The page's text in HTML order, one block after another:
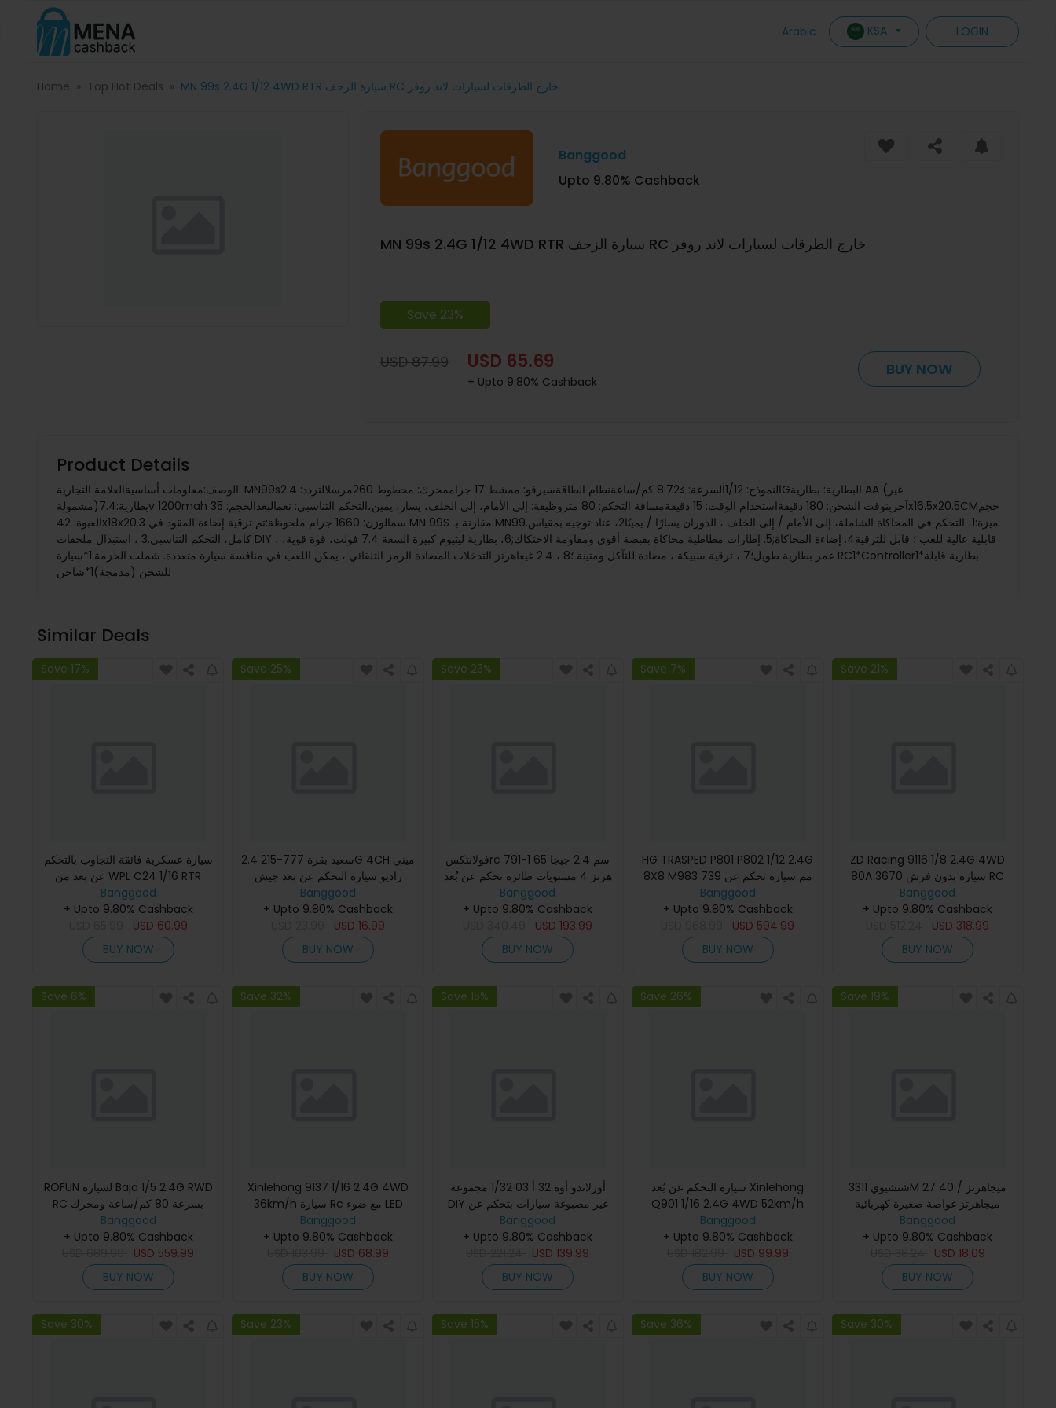
Arabic KSA LOGIN
Home Top Hot Deals MN 99s 2.4G 1/12 4WD RTR سيارة الزحف RC خارج الطرقات لسيارات لاند روفر
Banggood
Upto 9.80% Cashback
MN 99s 2.4G 1/12 4WD RTR سيارة الزحف RC خارج الطرقات لسيارات لاند روفر
Save 23%
USD 87.99 USD 65.69
+ Upto 9.80% Cashback
BUY NOW
Product Details
الوصف:معلومات أساسيةالعلامة التجارية: MN99sالنموذج: 1/12السرعة: ≥8.72 كم/ساعةنظام الطاقةسيرفو: ممشط 17 جراممحرك: محطوط 260مرسلالتردد: 2.4Gالبطارية: بطارية AA (غير
مشمولة)بطارية:7.4v 1200mah آخرينوقت الشحن: 180 دقيقةاستخدام الوقت: 15 دقيقةمسافة التحكم: 80 متروظيفة: إلى الأمام، إلى الخلف، يسار، يمين،التحكم التناسبي: نعمالبعدالحجم: 35x16.5x20.5CMحجم
العبوة: 42x18x20.3 سمالوزن: 1660 جرام ملحوظة:تم ترقية إضاءة المقود في MN 99S مقارنة بـ MN99.ميزة:1، التحكم في المحاكاة الشاملة، إلى الأمام / إلى الخلف ، الدوران يسارًا / يمينًا2، عتاد توجيه بمقياس
كامل، التحكم التناسبي.3 ، استبدال ملحقات DIY ، قابلية عالية للعب ؛ قابل للترقية4. إضاءة المحاكاة;5. إطارات مطاطية محاكاة بقبضة أقوى ومقاومة الاحتكاك;6، بطارية ليثيوم كبيرة السعة 7.4 فولت، قوة قوية،
عمر بطارية طويل؛7 ، ترقية سبيكة ، مضادة للتآكل ومتينة ؛8 ، 2.4 غيغاهرتز التدخلات المضادة الرمز التلقائي ، يمكن اللعب في منافسة سيارة متعددة. شملت الحزمة:1*سيارة RC1*Controller1*بطارية قابلة
للشحن (مدمجة)1*شاحن
Similar Deals
Save 17%
سيارة عسكرية فائقة التجاوب بالتحكم
عن بعد من WPL C24 1/16 RTR
4WD 2.4G بنظام التسلية في الهواء
الطلق هاجس طريقة المسار م
Banggood
+ Upto 9.80% Cashback
USD 60.99
BUY NOW
Save 25%
سعيد بقرة 777-215 2.4G 4CH ميني
راديو سيارة التحكم عن بعد جيش
المعركة الدبابة بالأشعة تحت الحمراء
مع ضوء LED طراز لعبة ج
Banggood
+ Upto 9.80% Cashback
USD16.99
BUY NOW
Save 23%
فولانتكسrc 791-1 65 سم 2.4 جيجا
هرتز 4 مستويات طائرة تحكم عن بُعد
قوارب بوصلة جاهزة للاستخدام يخت
شراعي بدون بطارية لعبة
Banggood
+ Upto 9.80% Cashback
USD193.99
BUY NOW
Save 7%
HG TRASPED P801 P802 1/12 2.4G
8X8 M983 739 مم سيارة تحكم عن
بعد للجيش الأمريكي بدون شاحن
بطارية
Banggood
+ Upto 9.80% Cashback
USD 594.99
BUY NOW
Save 21%
ZD Racing 9116 1/8 2.4G 4WD
80A 3670 سيارة بدون فرش RC
Banggood
+ Upto 9.80% Cashback
USD 318.99
BUY NOW
Save 6%
ROFUN لسيارة Baja 1/5 2.4G RWD
RC بسرعة 80 كم/ساعة ومحرك
وقود 29 سي سي ذو فتيلين RTR
شاحنة
Banggood
+ Upto 9.80% Cashback
USD 559.99
BUY NOW
Save 32%
Xinlehong 9137 1/16 2.4G 4WD
36km/h سيارة Rc مع ضوء LED
سيارة شاحنة وحش الصحراء خارج
الطرق RTR لعبة
Banggood
+ Upto 9.80% Cashback
USD 68.99
BUY NOW
Save 15%
أورلاندو أوه 32 أ 03 1/32 مجموعة
DIY غير مصبوغة سيارات بتحكم عن
بعد تحتوي على محرك وسيرفو وجهاز
إرسال
Banggood
+ Upto 9.80% Cashback
USD139.99
BUY NOW
Save 26%
سيارة التحكم عن بُعد Xinlehong
Q901 1/16 2.4G 4WD 52km/h
Banggood
+ Upto 9.80% Cashback
USD 99.99
BUY NOW
Save 19%
شنشيوي 3311M 27 ميجاهرتز / 40
ميجاهرتز غواصة صغيرة كهربائية
بنموذج RTR للألعاب
Banggood
+ Upto 9.80% Cashback
USD 18.09
BUY NOW
Save 30% Save 23% Save 15% Save 36% Save 30%